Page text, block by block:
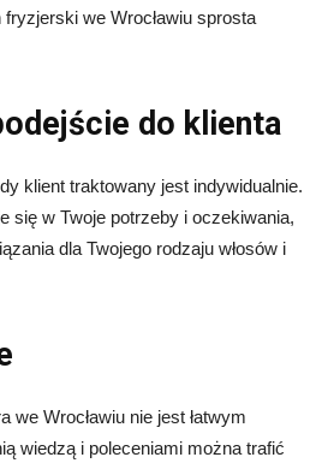
we Wrocławiu sprosta
do klienta
klient traktowany jest indywidualnie.
się w Twoje potrzeby i oczekiwania,
dla Twojego rodzaju włosów i
we Wrocławiu nie jest łatwym
wiedzą i poleceniami można trafić